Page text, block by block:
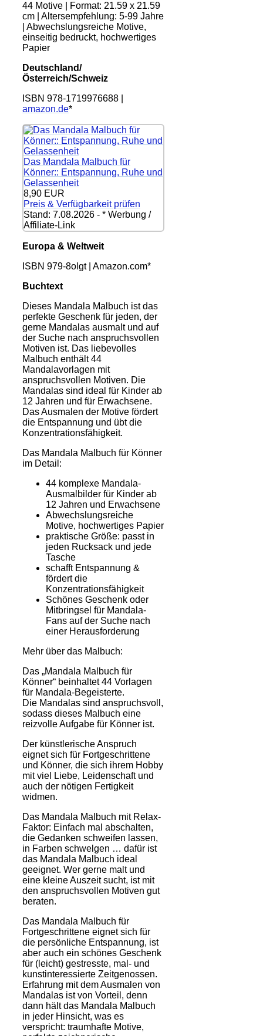
44 Motive | Format: 21.59 x 21.59
cm | Altersempfehlung: 5-99 Jahre
| Abwechslungsreiche Motive,
einseitig bedruckt, hochwertiges
Papier
Deutschland/
Österreich/Schweiz
ISBN 978-1719976688 |
amazon.de*
Das Mandala Malbuch für
Könner:: Entspannung, Ruhe und
Gelassenheit
8,90 EUR
Preis & Verfügbarkeit prüfen
Stand: 7.08.2026 - * Werbung /
Affiliate-Link
Europa & Weltweit
ISBN 979-8olgt | Amazon.com*
Buchtext
Dieses Mandala Malbuch ist das
perfekte Geschenk für jeden, der
gerne Mandalas ausmalt und auf
der Suche nach anspruchsvollen
Motiven ist. Das liebevolles
Malbuch enthält 44
Mandalavorlagen mit
anspruchsvollen Motiven. Die
Mandalas sind ideal für Kinder ab
12 Jahren und für Erwachsene.
Das Ausmalen der Motive fördert
die Entspannung und übt die
Konzentrationsfähigkeit.
Das Mandala Malbuch für Könner
im Detail:
44 komplexe Mandala-
Ausmalbilder für Kinder ab
12 Jahren und Erwachsene
Abwechslungsreiche
Motive, hochwertiges Papier
praktische Größe: passt in
jeden Rucksack und jede
Tasche
schafft Entspannung &
fördert die
Konzentrationsfähigkeit
Schönes Geschenk oder
Mitbringsel für Mandala-
Fans auf der Suche nach
einer Herausforderung
Mehr über das Malbuch:
Das „Mandala Malbuch für
Könner“ beinhaltet 44 Vorlagen
für Mandala-Begeisterte.
Die Mandalas sind anspruchsvoll,
sodass dieses Malbuch eine
reizvolle Aufgabe für Könner ist.
Der künstlerische Anspruch
eignet sich für Fortgeschrittene
und Könner, die sich ihrem Hobby
mit viel Liebe, Leidenschaft und
auch der nötigen Fertigkeit
widmen.
Das Mandala Malbuch mit Relax-
Faktor: Einfach mal abschalten,
die Gedanken schweifen lassen,
in Farben schwelgen … dafür ist
das Mandala Malbuch ideal
geeignet. Wer gerne malt und
eine kleine Auszeit sucht, ist mit
den anspruchsvollen Motiven gut
beraten.
Das Mandala Malbuch für
Fortgeschrittene eignet sich für
die persönliche Entspannung, ist
aber auch ein schönes Geschenk
für (leicht) gestresste, mal- und
kunstinteressierte Zeitgenossen.
Erfahrung mit dem Ausmalen von
Mandalas ist von Vorteil, denn
dann hält das Mandala Malbuch
in jeder Hinsicht, was es
verspricht: traumhafte Motive,